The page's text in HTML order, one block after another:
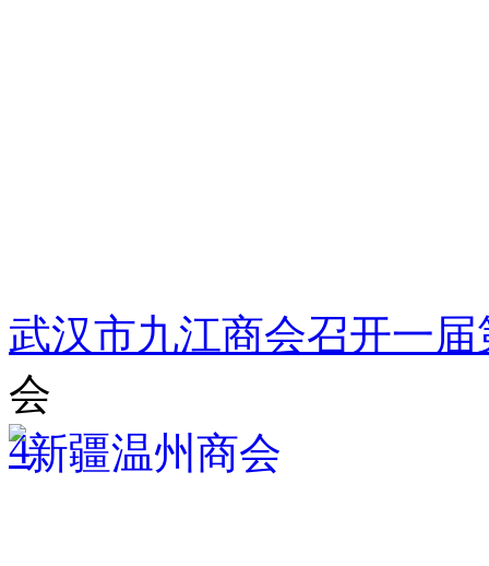
武汉市九江商会召开一
会
4